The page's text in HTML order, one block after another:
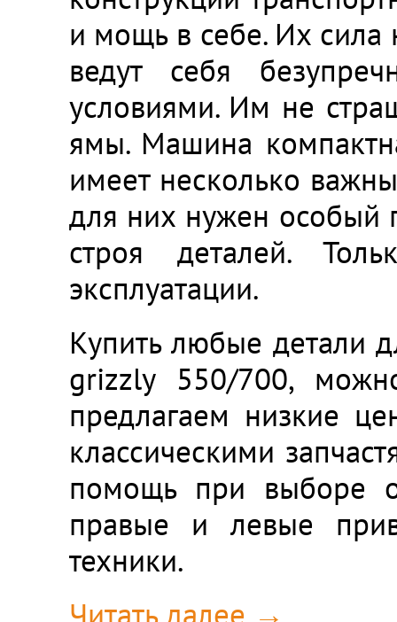
и мощь в себе. Их сила
ведут себя
условиями. Им не
ямы. Машина
имеет несколько
для них нужен особый
строя деталей.
эксплуатации.
Купить любые детали
grizzly 550/700,
предлагаем низкие
классическими
помощь при выборе
правые и левые
техники.